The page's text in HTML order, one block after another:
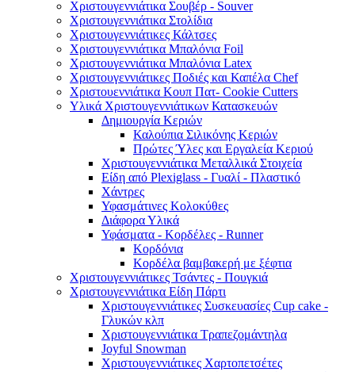
Χριστουγεννιάτικα Σουβέρ - Souver
Χριστουγεννιάτικα Στολίδια
Χριστουγεννιάτικες Κάλτσες
Χριστουγεννιάτικα Μπαλόνια Foil
Χριστουγεννιάτικα Μπαλόνια Latex
Χριστουγεννιάτικες Ποδιές και Καπέλα Chef
Χριστουεννιάτικα Κουπ Πατ- Cookie Cutters
Υλικά Χριστουγεννιάτικων Κατασκευών
Δημιουργία Κεριών
Καλούπια Σιλικόνης Κεριών
Πρώτες Ύλες και Εργαλεία Κεριού
Χριστουγεννιάτικα Μεταλλικά Στοιχεία
Είδη από Plexiglass - Γυαλί - Πλαστικό
Χάντρες
Υφασμάτινες Κολοκύθες
Διάφορα Υλικά
Υφάσματα - Κορδέλες - Runner
Κορδόνια
Κορδέλα βαμβακερή με ξέφτια
Χριστουγεννιάτικες Τσάντες - Πουγκιά
Χριστουγεννιάτικα Είδη Πάρτι
Χριστουγεννιάτικες Συσκευασίες Cup cake -
Γλυκών κλπ
Χριστουγεννιάτικα Τραπεζομάντηλα
Joyful Snowman
Χριστουγεννιάτικες Χαρτοπετσέτες